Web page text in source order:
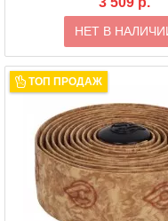
НЕТ В
ТОП ПРОДАЖ